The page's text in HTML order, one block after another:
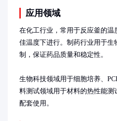
应用领域
在化工行业，常用于反应釜的
佳温度下进行。制药行业用于
制，保证药品质量和稳定性。
生物科技领域用于细胞培养、
料测试领域用于材料的热性能测
配套使用。